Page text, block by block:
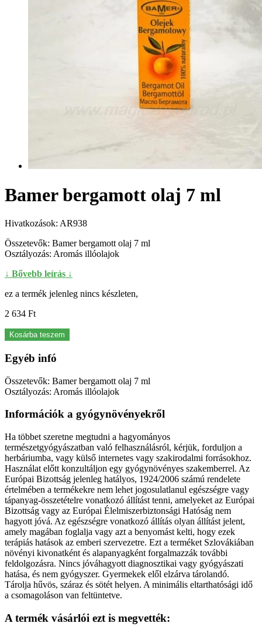
Bamer bergamott olaj 7 ml
Hivatkozások: AR938
Összetevők: Bamer bergamott olaj 7 ml
Osztályozás: Aromás illóolajok
↓ Bővebb leírás ↓
ez a termék jelenleg nincs készleten,
2 634 Ft‎
Kosárba teszem
Egyéb infó
Összetevők: Bamer bergamott olaj 7 ml
Osztályozás: Aromás illóolajok
Információk a gyógynövényekről
Ha többet szeretne megtudni a hagyományos
természetgyógyászatban való felhasználásról, kérjük, forduljon a
herbáriumba, vagy külső internetes vagy szakirodalmi forrásokhoz.
Használat előtt konzultáljon egy gyógynövényes szakemberrel. Az
Európai Bizottság jelenleg hatályos, 1924/2006 számú rendelete
értelmében a termékekre nem lehet jogosulatlanul egészségre vagy
tápanyag-összetételre vonatkozó állítást tenni, amelyeket az Európai
Bizottság vagy az Európai Élelmiszerbiztonsági Hatóság nem
hagyott jóvá. Az egészségre vonatkozó állítás olyan állítást jelent,
amely magában foglalja vagy azt a benyomást kelti, hogy ezek
terápiás hatások az emberi szervezetre. Ezt a terméket Szlovákiában
növényi kivonatként és alapanyagként forgalmazzák további
feldolgozásra. Nincs jóváhagyott diagnosztikai vagy gyógyászati
hatása, és nem gyógyszer. Gyermekek elől elzárva tárolandó.
Tárolja hűvös, száraz és sötét helyen. A minimális eltarthatósági idő
a csomagoláson van feltüntetve.
A termék vásárlói ezt is megvették: